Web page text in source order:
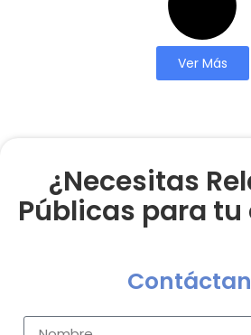
Ver Más
¿Necesitas
Públicas para tu